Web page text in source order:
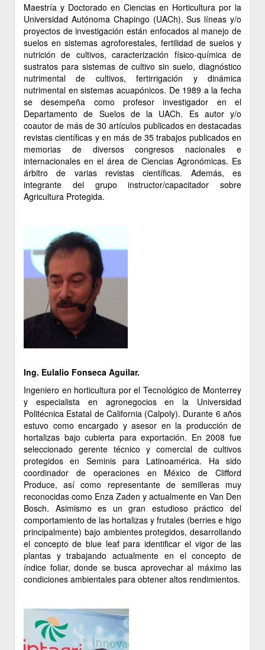
Maestría y Doctorado en Ciencias en Horticultura por la
Universidad Autónoma Chapingo (UACh). Sus líneas y/o
proyectos de investigación están enfocados al manejo de
suelos en sistemas agroforestales, fertilidad de suelos y
nutrición de cultivos, caracterización físico-química de
sustratos para sistemas de cultivo sin suelo, diagnóstico
nutrimental de cultivos, fertirrigación y dinámica
nutrimental en sistemas acuapónicos. De 1989 a la fecha
se desempeña como profesor investigador en el
Departamento de Suelos de la UACh. Es autor y/o
coautor de más de 30 artículos publicados en destacadas
revistas científicas y en más de 35 trabajos publicados en
memorias de diversos congresos nacionales e
internacionales en el área de Ciencias Agronómicas. Es
árbitro de varias revistas científicas. Además, es
integrante del grupo instructor/capacitador sobre
Agricultura Protegida.
Ing. Eulalio Fonseca Aguilar.
Ingeniero en horticultura por el Tecnológico de Monterrey
y especialista en agronegocios en la Universidad
Politécnica Estatal de California (Calpoly). Durante 6 años
estuvo como encargado y asesor en la producción de
hortalizas bajo cubierta para exportación. En 2008 fue
seleccionado gerente técnico y comercial de cultivos
protegidos en Seminis para Latinoamérica. Ha sido
coordinador de operaciones en México de Clifford
Produce, así como representante de semilleras muy
reconocidas como Enza Zaden y actualmente en Van Den
Bosch. Asimismo es un gran estudioso práctico del
comportamiento de las hortalizas y frutales (berries e higo
principalmente) bajo ambientes protegidos, desarrollando
el concepto de blue leaf para identificar el vigor de las
plantas y trabajando actualmente en el concepto de
índice foliar, donde se busca aprovechar al máximo las
condiciones ambientales para obtener altos rendimientos.